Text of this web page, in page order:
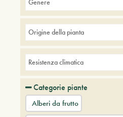
Genere
Origine della pianta
Resistenza climatica
Categorie piante
Alberi da frutto